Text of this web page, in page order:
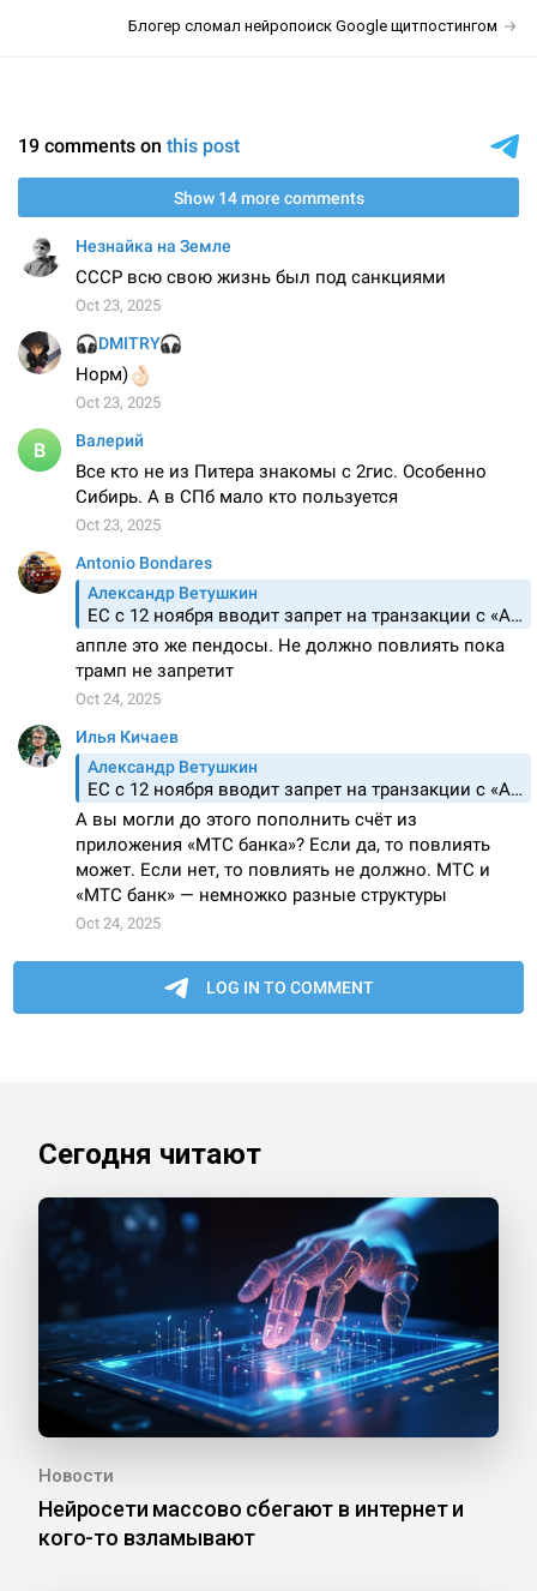
Блогер сломал нейропоиск Google щитпостингом
Сегодня читают
Новости
Нейросети массово сбегают в интернет и
кого-то взламывают